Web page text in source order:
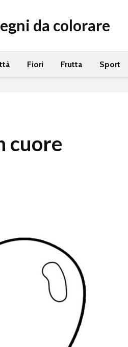
da colorare
Fiori Frutta Sport
cuore